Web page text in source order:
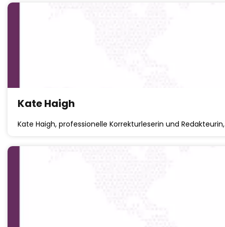
Kate Haigh
Kate Haigh, professionelle Korrekturleserin und